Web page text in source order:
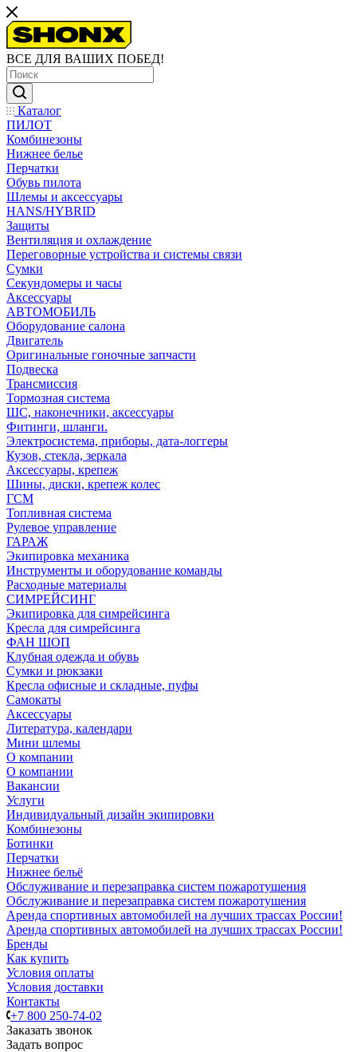
ВСЕ ДЛЯ ВАШИХ ПОБЕД!
Каталог
ПИЛОТ
Комбинезоны
Нижнее белье
Перчатки
Обувь пилота
Шлемы и аксессуары
HANS/HYBRID
Защиты
Вентиляция и охлаждение
Переговорные устройства и системы связи
Сумки
Секундомеры и часы
Аксессуары
АВТОМОБИЛЬ
Оборудование салона
Двигатель
Оригинальные гоночные запчасти
Подвеска
Трансмиссия
Тормозная система
ШС, наконечники, аксессуары
Фитинги, шланги.
Электросистема, приборы, дата-логгеры
Кузов, стекла, зеркала
Аксессуары, крепеж
Шины, диски, крепеж колес
ГСМ
Топливная система
Рулевое управление
ГАРАЖ
Экипировка механика
Инструменты и оборудование команды
Расходные материалы
СИМРЕЙСИНГ
Экипировка для симрейсинга
Кресла для симрейсинга
ФАН ШОП
Клубная одежда и обувь
Сумки и рюкзаки
Кресла офисные и складные, пуфы
Самокаты
Аксессуары
Литература, календари
Мини шлемы
О компании
О компании
Вакансии
Услуги
Индивидуальный дизайн экипировки
Комбинезоны
Ботинки
Перчатки
Нижнее бельё
Обслуживание и перезаправка систем пожаротушения
Обслуживание и перезаправка систем пожаротушения
Аренда спортивных автомобилей на лучших трассах России!
Аренда спортивных автомобилей на лучших трассах России!
Бренды
Как купить
Условия оплаты
Условия доставки
Контакты
+7 800 250-74-02
Заказать звонок
Задать вопрос